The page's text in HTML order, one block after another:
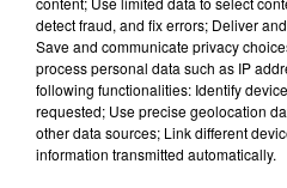
L’autopsie du corps est
permettre de déterminer
detect fraud, and fix errors; Deliver
Save and communicate privacy
process personal data such as IP
following functionalities: Identify
requested; Use precise geolocation
other data sources; Link different
information transmitted automatically.